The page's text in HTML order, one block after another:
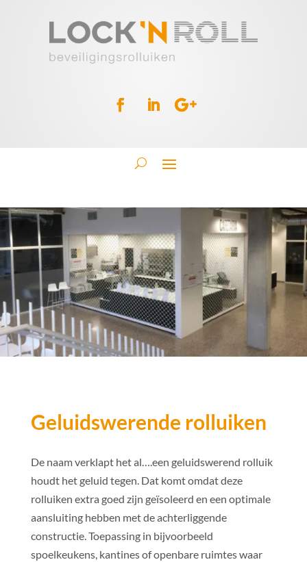
Geluidswerende rolluiken
De naam verklapt het al….een geluidswerend rolluik
houdt het geluid tegen. Dat komt omdat deze
rolluiken extra goed zijn geïsoleerd en een optimale
aansluiting hebben met de achterliggende
constructie. Toepassing in bijvoorbeeld
spoelkeukens, kantines of openbare ruimtes waar